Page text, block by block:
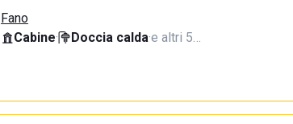
Fano
Cabine· Doccia calda·e altri 5…